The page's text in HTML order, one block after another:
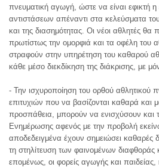
πνευματική αγωγή, ώστε να είναι εφικτή η
αντιστάσεων απέναντι στα κελεύσματα
και της διασημότητας. Οι νέοι αθλητές θα
πρωτίστως την ομορφιά και τα οφέλη του
στραφούν στην υπηρέτηση του καθαρού
κάθε μέσο διεκδίκηση της διάκρισης, με
- Την ισχυροποίηση του ορθού αθλητικού
επιτυχιών που να βασίζονται καθαρά και
προσπάθεια, μπορούν να ενισχύσουν και
Ενημέρωσης αφενός με την προβολή
αποδεδειγμένα έχουν σημειώσει καθαρές
τη στηλίτευση των φαινομένων
επομένως, οι φορείς αγωγής και